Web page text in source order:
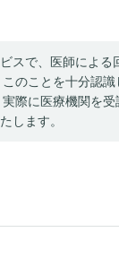
スで、医師によ
のことを十分認
際に医療機関を
します。